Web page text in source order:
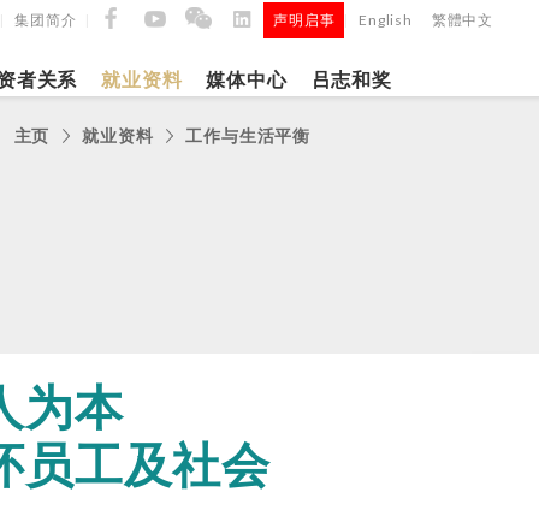
集团简介 声明启事 English 繁體中文
建筑材料
者关系 就业资料 媒体中心 吕志和奖
主页 就业资料 工作与生活平衡
为本
员工及社会